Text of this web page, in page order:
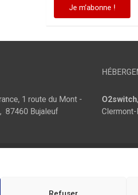
1 route du Mont -
87460 Bujaleuf
O2switch
Clermont-